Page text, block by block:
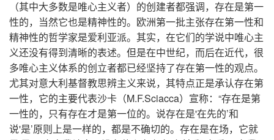
（其中大多数是唯心主义者）的创建者都强调，存在是第一
性的，当然它也是精神性的。欧洲第一批主张存在第一性和
精神性的哲学家是爱利亚派。其实，在它们的学说中唯心主
义还没有得到清晰的表述。但是在中世纪，而后在近代，很
多唯心主义体系的创立者都已经坚持了存在第一性的观点。
尤其对意大利基督教思辨主义来说，其特点正是承认存在第
一性，它的主要代表沙卡（M.F.Sciacca）宣称：“存在是第
一性的，只有存在才是第一位的。说存在是'在先的’和
说'是’原则上是一样的，都是不确切的。存在是在场，它就